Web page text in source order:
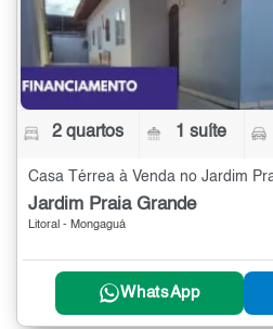
2 quartos 1 suíte
Jardim Praia Grande
Litoral - Mongaguá
WhatsApp